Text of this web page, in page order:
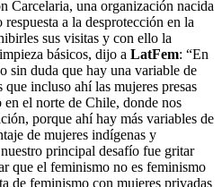
Carcelaria, una organización nacida
a la desprotección en la
sus visitas y con ello la
básicos, dijo a LatFem: “En
sin duda que hay una variable de
incluso ahí las mujeres presas
el norte de Chile, donde nos
porque ahí hay más variables de
de mujeres indígenas y
principal desafío fue gritar
que el feminismo no es feminismo
de feminismo con mujeres privadas